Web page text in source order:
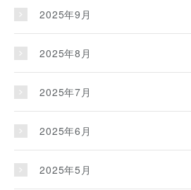
2025年9月
2025年8月
2025年7月
2025年6月
2025年5月